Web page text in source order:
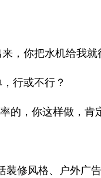
，你把水机给我
行或不行？
的，你这样做，肯
修风格、户外广